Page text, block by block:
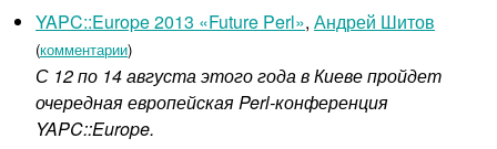
YAPC::Europe 2013 «Future Perl», Андрей Шитов
(комментарии)
С 12 по 14 августа этого года в Киеве пройдет
очередная европейская Perl-конференция
YAPC::Europe.